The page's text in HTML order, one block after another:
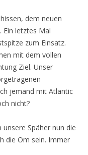
dem neuen
Ein letztes Mal
zum Einsatz.
mit dem vollen
Ziel. Unser
jemand mit Atlantic
nicht?
Späher nun die
die Om sein. Immer